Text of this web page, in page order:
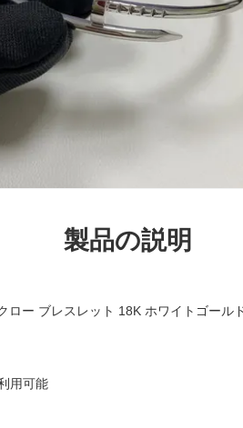
製品の説明
ロー ブレスレット 18K ホワイトゴール
用可能